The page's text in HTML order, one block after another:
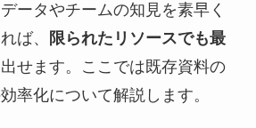
ータやチームの知見を素早く
ば、
限られたリソースでも最
せます。ここでは既存資料の
率化について解説します。